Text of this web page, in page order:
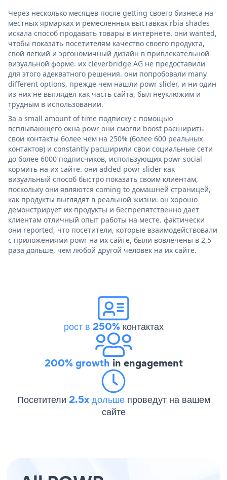
Через несколько месяцев после getting своего бизнеса на
местных ярмарках и ремесленных выставках rbia shades
искала способ продавать товары в интернете. они wanted,
чтобы показать посетителям качество своего продукта,
свой легкий и эргономичный дизайн в привлекательной
визуальной форме. их cleverbridge AG не предоставили
для этого адекватного решения. они попробовали many
different options, прежде чем нашли powr slider, и ни один
из них не выглядел как часть сайта, был неуклюжим и
трудным в использовании.
За a small amount of time подписку с помощью
всплывающего окна powr они смогли boost расширить
свои контакты более чем на 250% (более 600 реальных
контактов) и constantly расширили свои социальные сети
до более 6000 подписчиков, использующих powr social
кормить на их сайте. они added powr slider как
визуальный способ быстро показать своим клиентам,
поскольку они являются coming to домашней страницей,
как продукты выглядят в реальной жизни. он хорошо
демонстрирует их продукты и беспрепятственно дает
клиентам отличный опыт работы на месте. фактически
они reported, что посетители, которые взаимодействовали
с приложениями powr на их сайте, были вовлечены в 2,5
раза дольше, чем любой другой человек на их сайте.
рост в 250%контактах
200% growth in engagement
Посетители 2.5x дольше проведут на вашем
сайте